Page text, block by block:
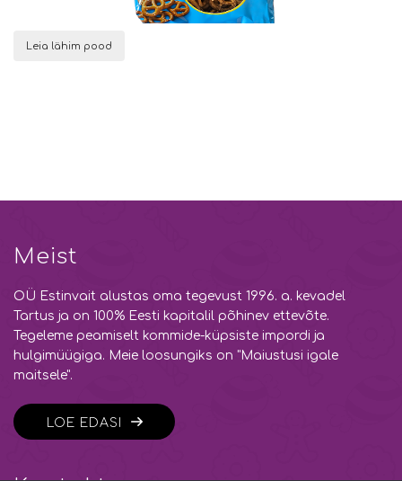
Leia lähim pood
Meist
OÜ Estinvait alustas oma tegevust 1996. a. kevadel
Tartus ja on 100% Eesti kapitalil põhinev ettevõte.
Tegeleme peamiselt kommide-küpsiste impordi ja
hulgimüügiga. Meie loosungiks on "Maiustusi igale
maitsele".
LOE EDASI